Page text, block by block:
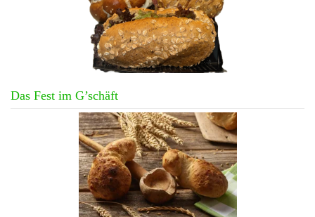
Das Fest im G’schäft